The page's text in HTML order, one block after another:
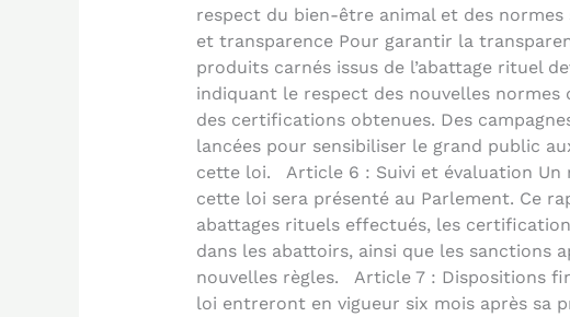
respect du bien-être animal et des
et transparence Pour garantir la
produits carnés issus de l’abattage rituel
indiquant le respect des nouvelles
des certifications obtenues. Des
lancées pour sensibiliser le grand public
cette loi. Article 6 : Suivi et évaluation Un
cette loi sera présenté au Parlement. Ce
abattages rituels effectués, les
dans les abattoirs, ainsi que les sanctions
nouvelles règles. Article 7 : Dispositions
loi entreront en vigueur six mois après sa